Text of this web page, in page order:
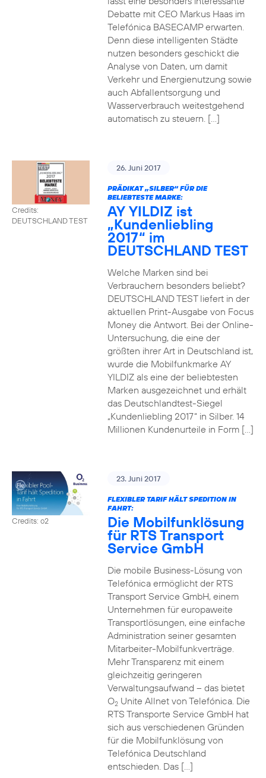
Debatte mit CEO Markus Haas im
Telefónica BASECAMP erwarten.
Denn diese intelligenten Städte
nutzen besonders geschickt die
Analyse von Daten, um damit
Verkehr und Energienutzung sowie
auch Abfallentsorgung und
Wasserverbrauch weitestgehend
automatisch zu steuern. […]
Credits:
DEUTSCHLAND TEST
26. Juni 2017
PRÄDIKAT „SILBER“ FÜR DIE
BELIEBTESTE MARKE:
AY YILDIZ ist
„Kundenliebling
2017“ im
DEUTSCHLAND TEST
Welche Marken sind bei
Verbrauchern besonders beliebt?
DEUTSCHLAND TEST liefert in der
aktuellen Print-Ausgabe von Focus
Money die Antwort. Bei der Online-
Untersuchung, die eine der
größten ihrer Art in Deutschland ist,
wurde die Mobilfunkmarke AY
YILDIZ als eine der beliebtesten
Marken ausgezeichnet und erhält
das Deutschlandtest-Siegel
„Kundenliebling 2017“ in Silber. 14
Millionen Kundenurteile in Form […]
Credits: o2
23. Juni 2017
FLEXIBLER TARIF HÄLT SPEDITION IN
FAHRT:
Die Mobilfunklösung
für RTS Transport
Service GmbH
Die mobile Business-Lösung von
Telefónica ermöglicht der RTS
Transport Service GmbH, einem
Unternehmen für europaweite
Transportlösungen, eine einfache
Administration seiner gesamten
Mitarbeiter-Mobilfunkverträge.
Mehr Transparenz mit einem
gleichzeitig geringeren
Verwaltungsaufwand – das bietet
O2Unite Allnet von Telefónica. Die
RTS Transporte Service GmbH hat
sich aus verschiedenen Gründen
für die Mobilfunklösung von
Telefónica Deutschland
entschieden. Das […]